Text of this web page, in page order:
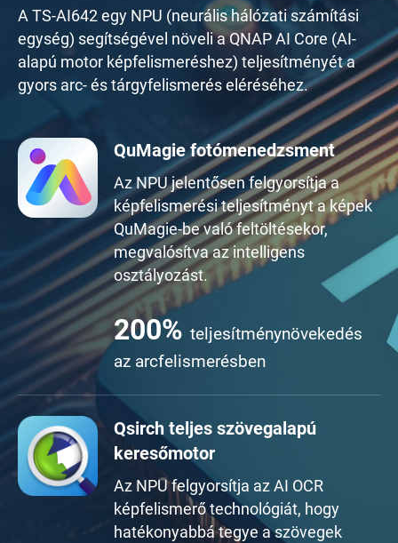
A TS-AI642 egy NPU (neurális hálózati számítási
egység) segítségével növeli a QNAP AI Core (AI-
alapú motor képfelismeréshez) teljesítményét a
gyors arc- és tárgyfelismerés eléréséhez.
QuMagie fotómenedzsment
Az NPU jelentősen felgyorsítja a
képfelismerési teljesítményt a képek
QuMagie-be való feltöltésekor,
megvalósítva az intelligens
osztályozást.
200% teljesítménynövekedés
az arcfelismerésben
Qsirch teljes szövegalapú
keresőmotor
Az NPU felgyorsítja az AI OCR
képfelismerő technológiát, hogy
hatékonyabbá tegye a szövegek